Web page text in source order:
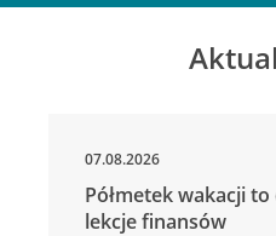
07.08.2026
Półmetek wakacji
lekcje finansów